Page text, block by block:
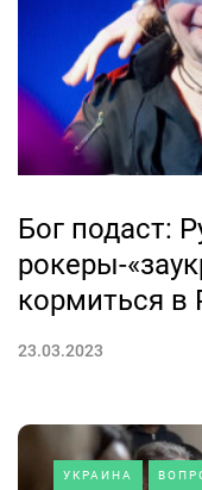
Бог подаст:
рокеры-
кормиться в
23.03.2023
УКРАИНА